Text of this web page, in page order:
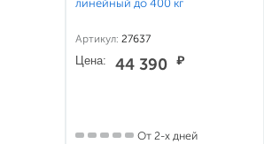
линейный до 400 кг
Артикул: 27637
Цена: 44 390 ₽
От 2-х дней